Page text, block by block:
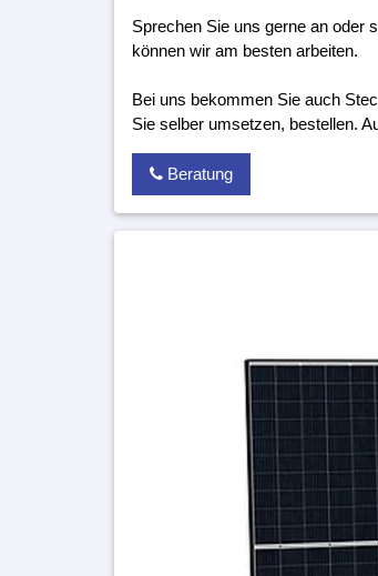
Sprechen Sie uns gerne an oder
können wir am besten arbeiten.
Bei uns bekommen Sie auch
Sie selber umsetzen, bestellen.
Beratung